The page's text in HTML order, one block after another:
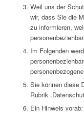
Weil uns der
wir, dass Sie die
zu informieren,
Im Folgenden
Sie können diese
Rubrik
Ein Hinweis